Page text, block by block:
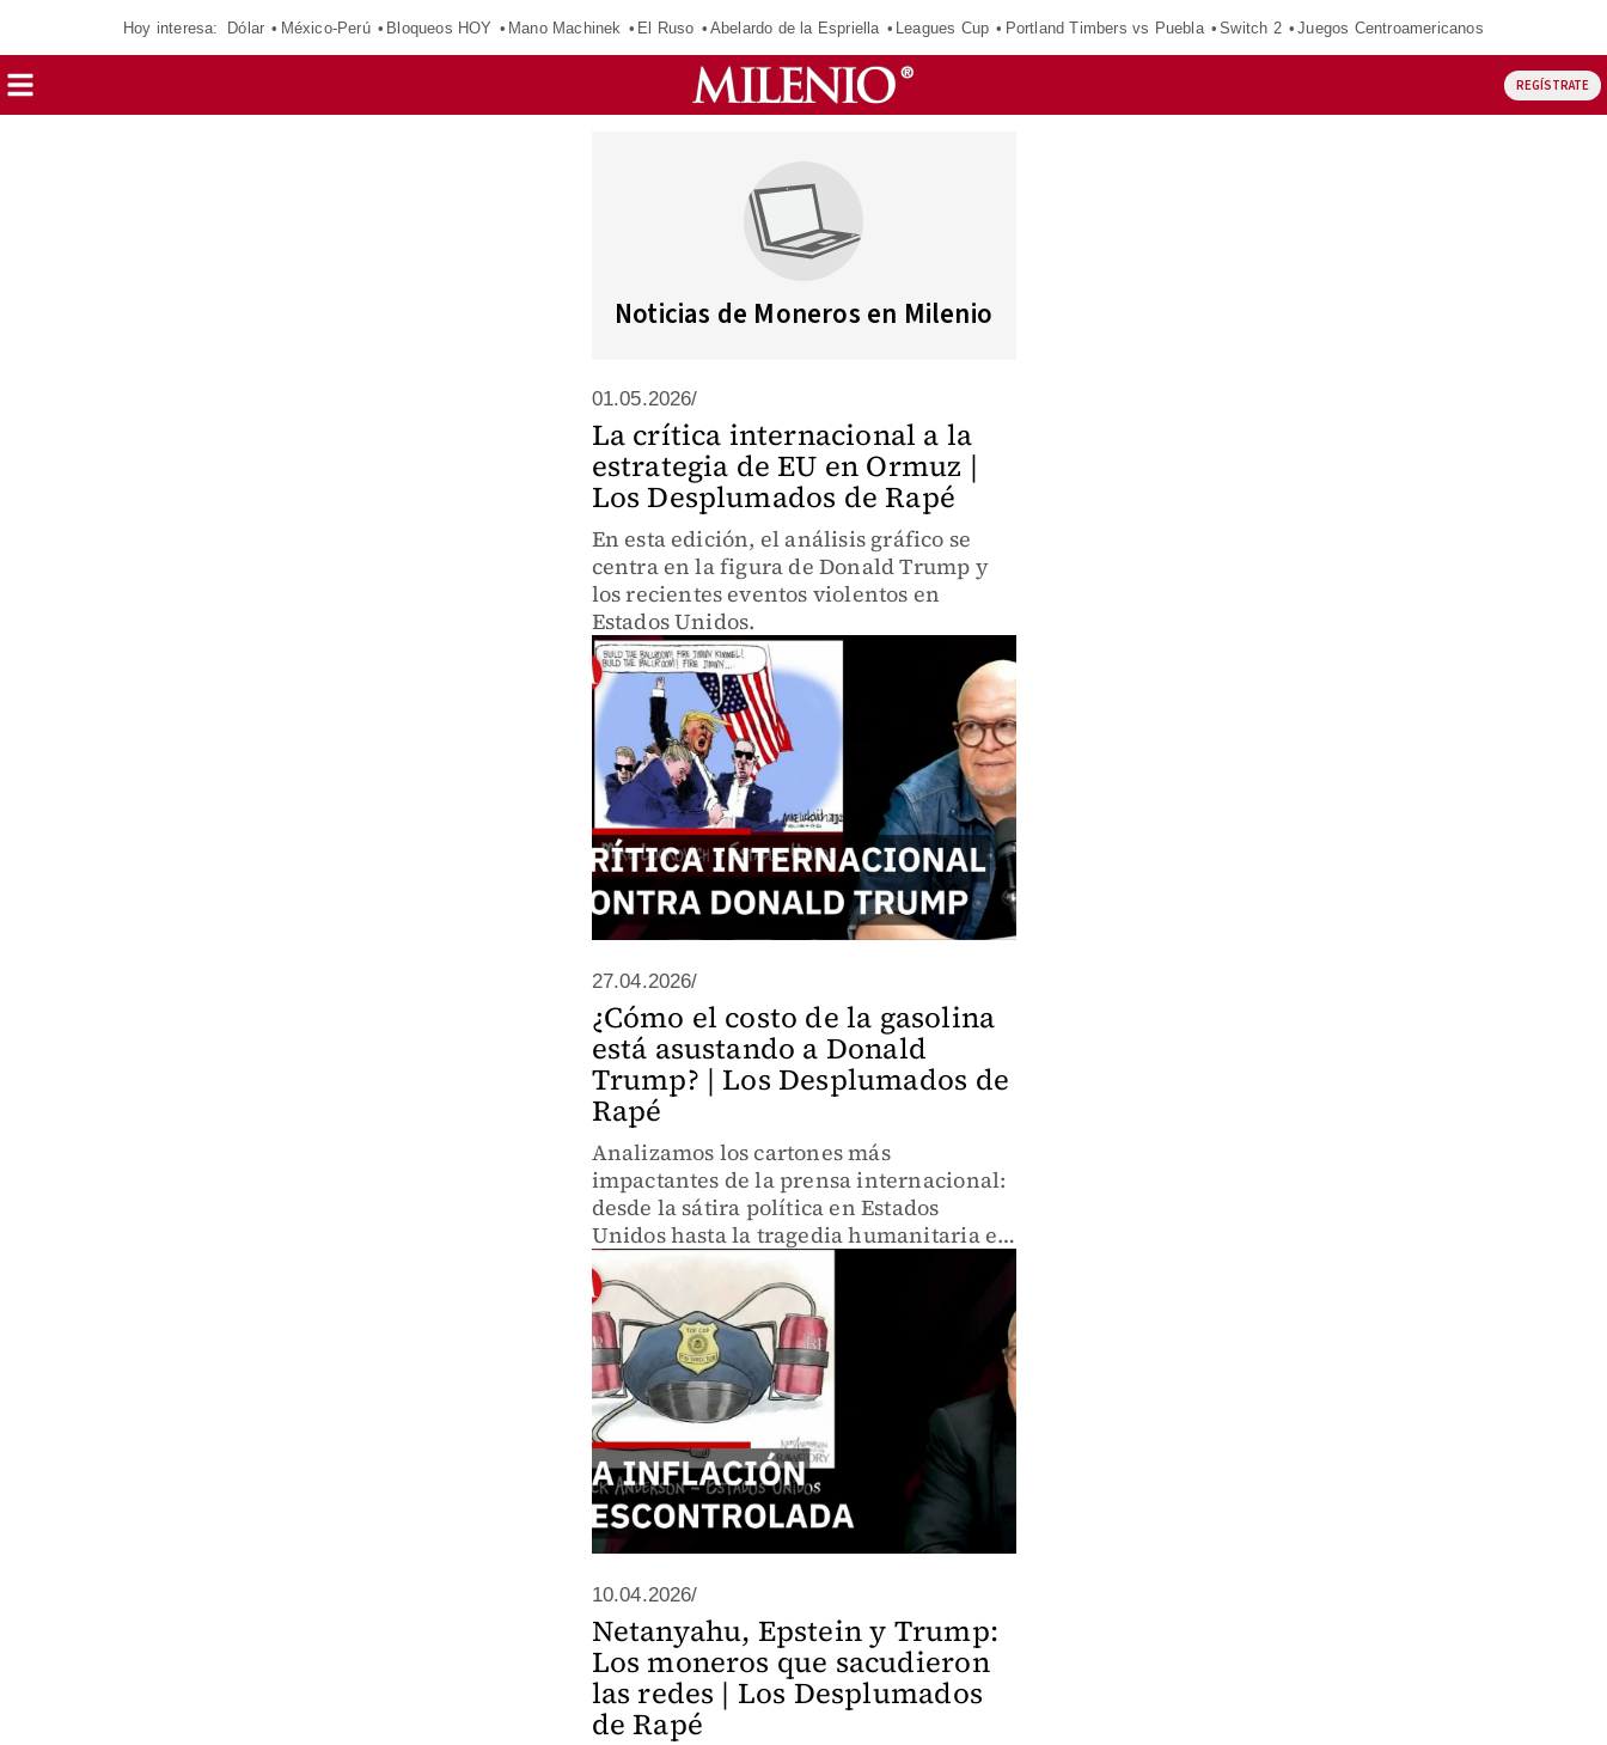
Hoy interesa: Dólar México-Perú Bloqueos HOY Mano Machinek El Ruso Abelardo de la Espriella Leagues Cup Portland Timbers vs Puebla Switch 2 Juegos Centroamericanos
REGÍSTRATE
Noticias de Moneros en Milenio
01.05.2026/
La crítica internacional a la
estrategia de EU en Ormuz |
Los Desplumados de Rapé
En esta edición, el análisis gráfico se
centra en la figura de Donald Trump y
los recientes eventos violentos en
Estados Unidos.
27.04.2026/
¿Cómo el costo de la gasolina
está asustando a Donald
Trump? | Los Desplumados de
Rapé
Analizamos los cartones más
impactantes de la prensa internacional:
desde la sátira política en Estados
Unidos hasta la tragedia humanitaria en
el Líbano y la crisis económica en
Argentina.
10.04.2026/
Netanyahu, Epstein y Trump:
Los moneros que sacudieron
las redes | Los Desplumados
de Rapé